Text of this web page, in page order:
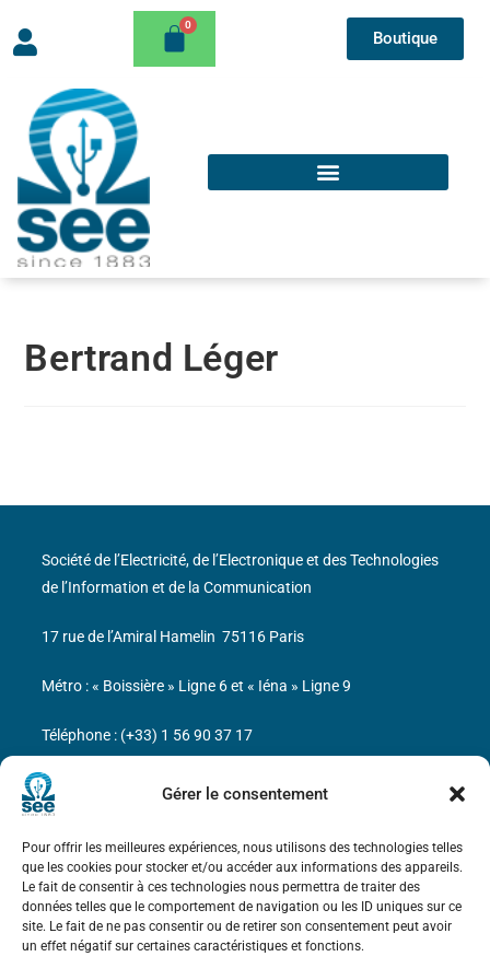
Gérer le consentement
Pour offrir les meilleures expériences, nous utilisons des technologies telles
que les cookies pour stocker et/ou accéder aux informations des appareils.
Le fait de consentir à ces technologies nous permettra de traiter des
données telles que le comportement de navigation ou les ID uniques sur ce
site. Le fait de ne pas consentir ou de retirer son consentement peut avoir
un effet négatif sur certaines caractéristiques et fonctions.
Boutique
Bertrand Léger
Bicentenaire des découvertes d’André-
Marie Ampère
Mentions légales
Société de l’Electricité, de l’Electronique et des Technologies
de l’Information et de la Communication
17 rue de l’Amiral Hamelin 75116 Paris
Métro : « Boissière » Ligne 6 et « Iéna » Ligne 9
Téléphone : (+33) 1 56 90 37 17
N° de SIREN : 785 393 232, Code APE : 9412Z TVA intra-
communautaire : FR44 785 393 232